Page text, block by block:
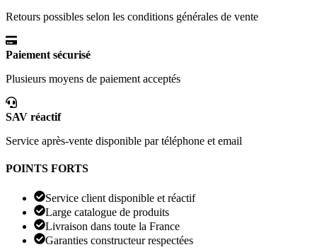
Retours possibles selon les conditions générales de vente
Paiement sécurisé
Plusieurs moyens de paiement acceptés
SAV réactif
Service après-vente disponible par téléphone et email
POINTS FORTS
Service client disponible et réactif
Large catalogue de produits
Livraison dans toute la France
Garanties constructeur respectées